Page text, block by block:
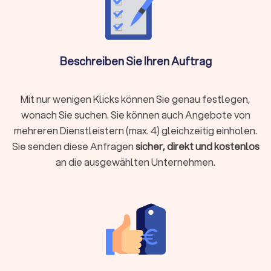
Der Finanzberater für Versicherungen weiß durch die
Schilderung Ihrer Lebens- und Finanzsituation die besten
Tierhalterhaftpflicht: Bei einem unabhängigen
Versicherungsberater in Herzogenrath sind Sie in den besten
Baufinanzierung, Hypotheken & Immobilien
Experten für die Baufinanzierung
Hypotheken und Immobilien allgemein helfen Ihnen, das
Beste aus Ihrer Immobiliensituation herauszuholen.
Beschreiben Sie Ihren Auftrag
Mit nur wenigen Klicks können Sie genau festlegen,
wonach Sie suchen. Sie können auch Angebote von
mehreren Dienstleistern (max. 4) gleichzeitig einholen.
Sie senden diese Anfragensicher, direkt und kostenlos
an die ausgewählten Unternehmen.